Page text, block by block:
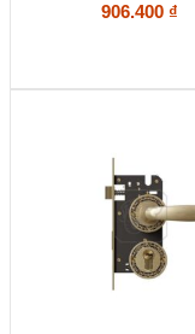
906.400 ₫